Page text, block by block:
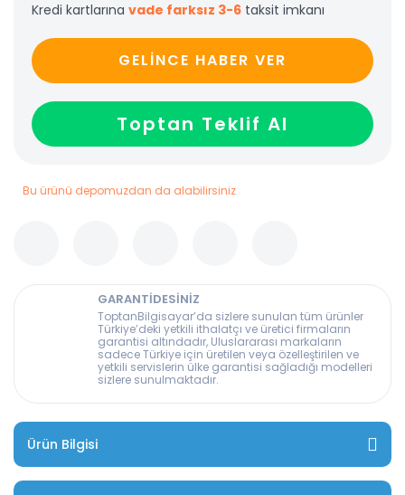
Kredi kartlarına vade farksız 3-6 taksit imkanı
GELİNCE HABER VER
Toptan Teklif Al
Bu ürünü depomuzdan da alabilirsiniz
GARANTİDESİNİZ
ToptanBilgisayar’da sizlere sunulan tüm ürünler
Türkiye’deki yetkili ithalatçı ve üretici firmaların
garantisi altındadır, Uluslararası markaların
sadece Türkiye için üretilen veya özelleştirilen ve
yetkili servislerin ülke garantisi sağladığı modelleri
sizlere sunulmaktadır.
Ürün Bilgisi